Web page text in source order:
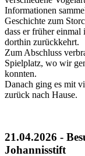
Informationen
Geschichte zum
dass er früher
dorthin zurückkehrt.
Zum Abschluss
Spielplatz, wo wir
konnten.
Danach ging es mit
zurück nach Hause.
21.04.2026 -
Johannisstift